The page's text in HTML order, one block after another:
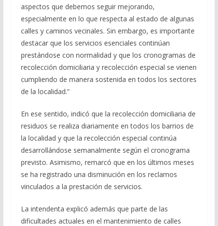
aspectos que debemos seguir mejorando,
especialmente en lo que respecta al estado de algunas
calles y caminos vecinales. Sin embargo, es importante
destacar que los servicios esenciales continúan
prestándose con normalidad y que los cronogramas de
recolección domiciliaria y recolección especial se vienen
cumpliendo de manera sostenida en todos los sectores
de la localidad.”
En ese sentido, indicó que la recolección domiciliaria de
residuos se realiza diariamente en todos los barrios de
la localidad y que la recolección especial continúa
desarrollándose semanalmente según el cronograma
previsto. Asimismo, remarcó que en los últimos meses
se ha registrado una disminución en los reclamos
vinculados a la prestación de servicios.
La intendenta explicó además que parte de las
dificultades actuales en el mantenimiento de calles